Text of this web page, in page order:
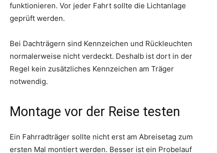
funktionieren. Vor jeder Fahrt sollte die Lichtanlage
geprüft werden.
Bei Dachträgern sind Kennzeichen und Rückleuchten
normalerweise nicht verdeckt. Deshalb ist dort in der
Regel kein zusätzliches Kennzeichen am Träger
notwendig.
Montage vor der Reise testen
Ein Fahrradträger sollte nicht erst am Abreisetag zum
ersten Mal montiert werden. Besser ist ein Probelauf